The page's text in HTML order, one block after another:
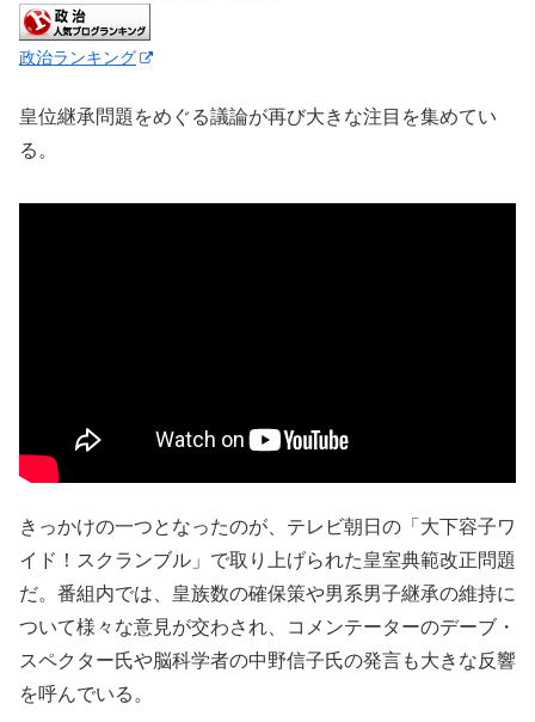
政治ランキング
皇位継承問題をめぐる議論が再び大きな注目を集めてい
る。
きっかけの一つとなったのが、テレビ朝日の「大下容子ワ
イド！スクランブル」で取り上げられた皇室典範改正問題
だ。番組内では、皇族数の確保策や男系男子継承の維持に
ついて様々な意見が交わされ、コメンテーターのデーブ・
スペクター氏や脳科学者の中野信子氏の発言も大きな反響
を呼んでいる。